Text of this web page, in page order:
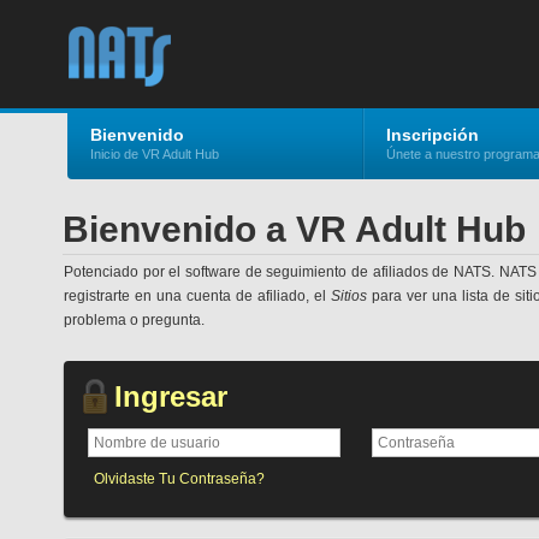
Bienvenido
Inicio de VR Adult Hub
Inscripción
Únete a nuestro programa
Bienvenido a VR Adult Hub
Potenciado por el software de seguimiento de afiliados de NATS.
registrarte en una cuenta de afiliado, el Sitios para ver una lista de
problema o pregunta.
Ingresar
Olvidaste Tu Contraseña?